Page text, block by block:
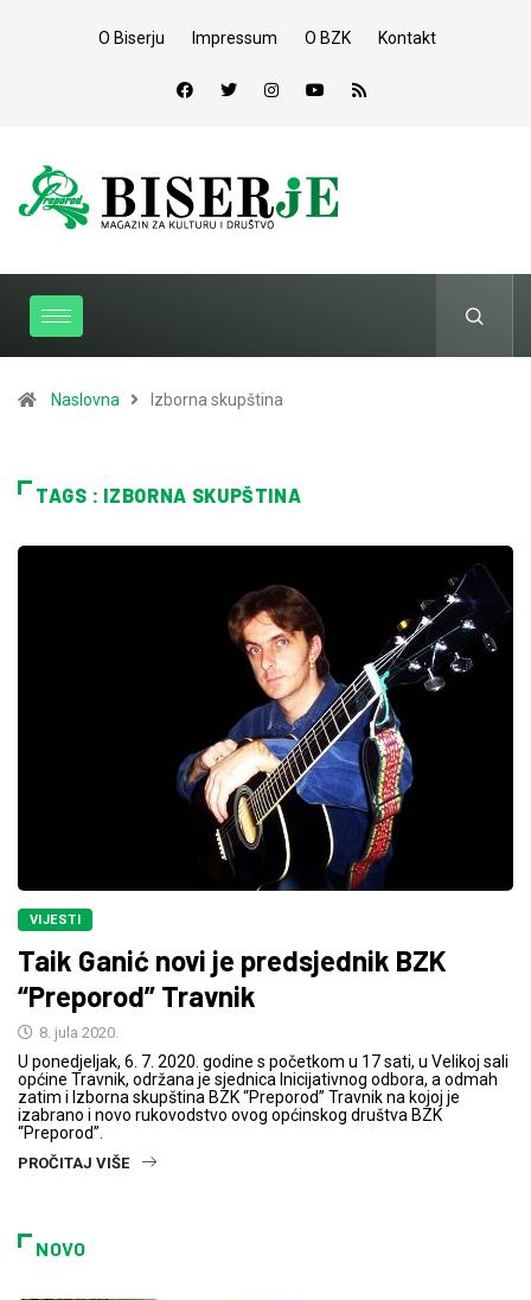
O Biserju Impressum O BZK Kontakt
Naslovna Izborna skupština
TAGS : IZBORNA SKUPŠTINA
VIJESTI
Taik Ganić novi je predsjednik BZK
“Preporod” Travnik
8. jula 2020.
U ponedjeljak, 6. 7. 2020. godine s početkom u 17 sati, u Velikoj sali
općine Travnik, održana je sjednica Inicijativnog odbora, a odmah
zatim i Izborna skupština BZK “Preporod” Travnik na kojoj je
izabrano i novo rukovodstvo ovog općinskog društva BZK
“Preporod”.
PROČITAJ VIŠE
NOVO